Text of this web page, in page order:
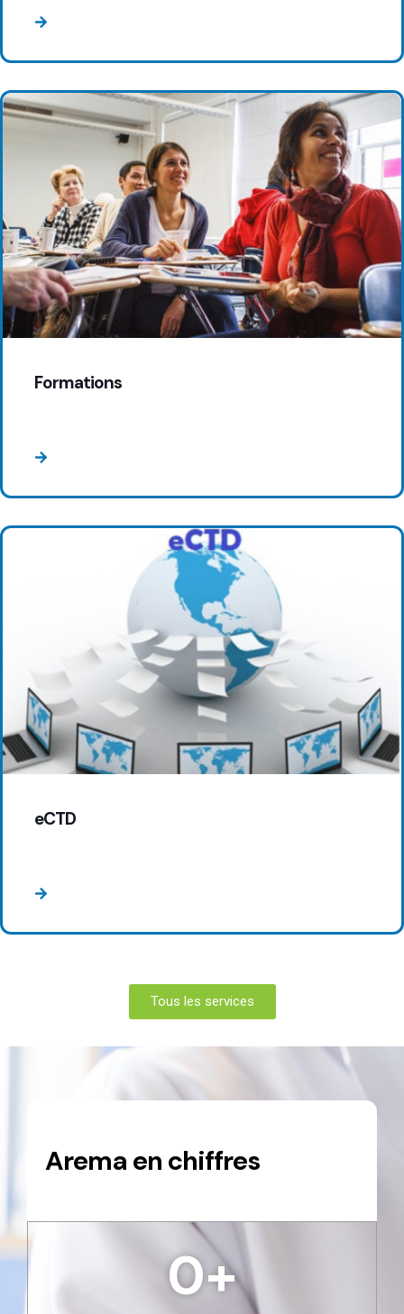
Formations
eCTD
Tous les services
Arema en chiffres
0+